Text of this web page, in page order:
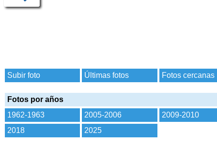
Subir foto Últimas fotos Fotos cercanas
Fotos por años
1962-1963
2005-2006 2009-2010
2018
2025